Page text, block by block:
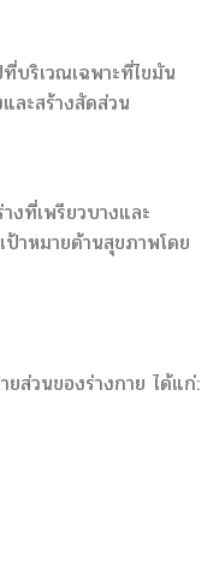
ที่บริเวณเฉพาะที่ไขมัน
ละสร้างสัดส่วน
งที่เพรียวบางและ
าหมายด้านสุขภาพโดย
ยส่วนของร่างกาย ได้แก่: